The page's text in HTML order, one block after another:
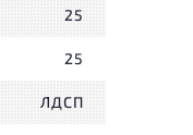
25
25
ЛДСП